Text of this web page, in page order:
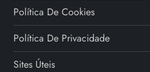
Política De Cookies
Política De Privacidade
Sites Úteis